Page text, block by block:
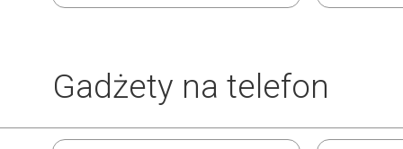
Gadżety na telefon